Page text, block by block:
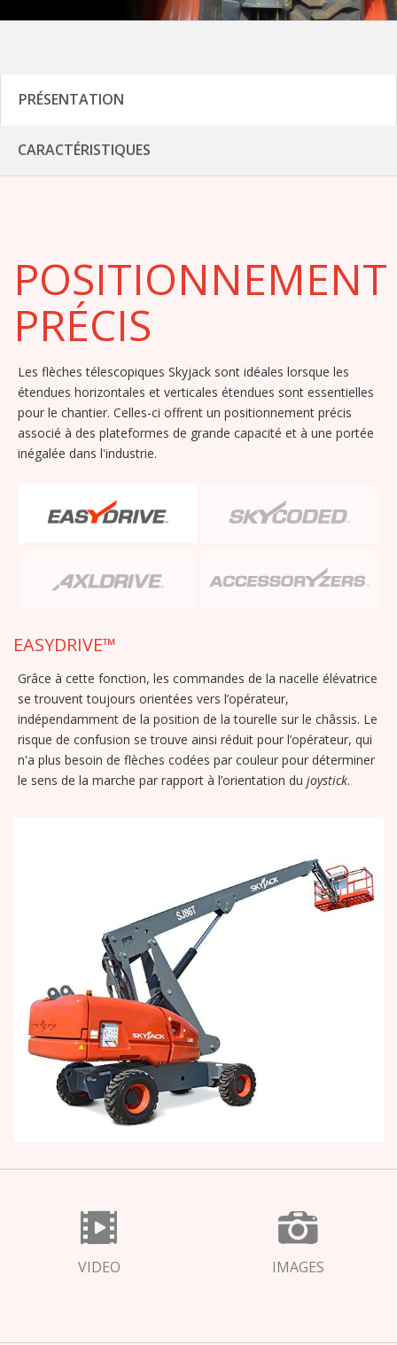
PRÉSENTATION
CARACTÉRISTIQUES
POSITIONNEMENT
PRÉCIS
Les flèches télescopiques Skyjack sont idéales lorsque les
étendues horizontales et verticales étendues sont essentielles
pour le chantier. Celles-ci offrent un positionnement précis
associé à des plateformes de grande capacité et à une portée
inégalée dans l'industrie.
EASYDRIVE™
Grâce à cette fonction, les commandes de la nacelle élévatrice
se trouvent toujours orientées vers l’opérateur,
indépendamment de la position de la tourelle sur le châssis. Le
risque de confusion se trouve ainsi réduit pour l’opérateur, qui
n'a plus besoin de flèches codées par couleur pour déterminer
le sens de la marche par rapport à l’orientation du joystick.
VIDEO IMAGES